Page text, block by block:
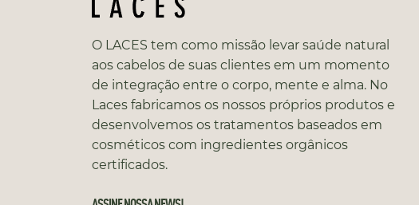
O LACES tem como missão levar saúde natural
aos cabelos de suas clientes em um momento
de integração entre o corpo, mente e alma. No
Laces fabricamos os nossos próprios produtos e
desenvolvemos os tratamentos baseados em
cosméticos com ingredientes orgânicos
certificados.